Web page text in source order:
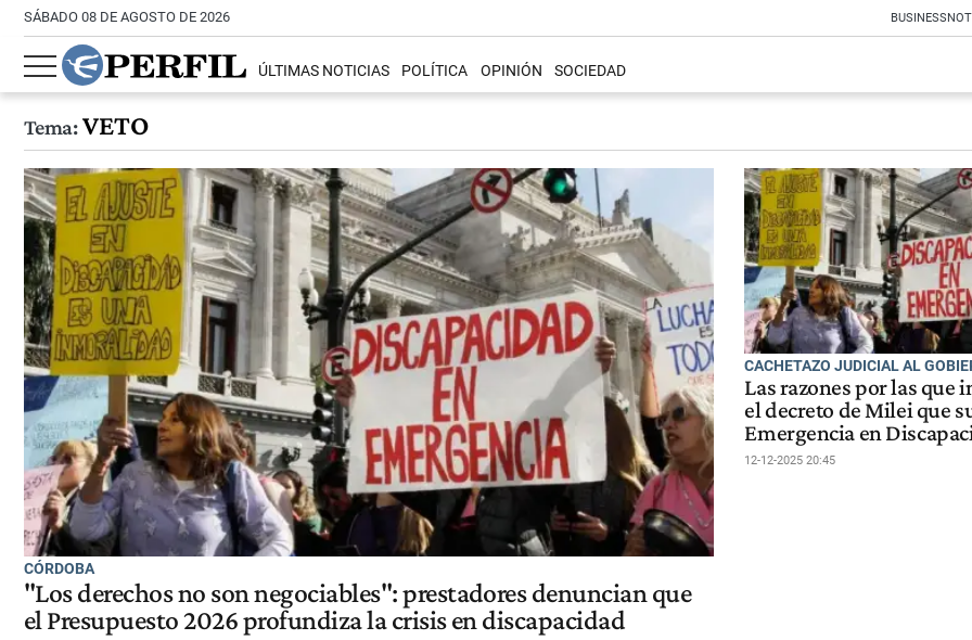
SÁBADO 08 DE AGOSTO DE 2026 BUSINESS
ÚLTIMAS NOTICIAS POLÍTICA OPINIÓN SOCIEDAD
Tema:VETO
CÓRDOBA
"Los derechos no son negociables": prestadores denuncian que
el Presupuesto 2026 profundiza la crisis en discapacidad
CACHETAZO JUDICIAL AL
Las razones por las que
el decreto de Milei que
Emergencia en
12-12-2025 20:45